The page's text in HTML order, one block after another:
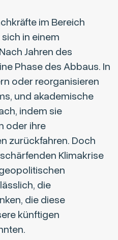
im Bereich
in einem
Jahren des
Phase des Abbaus. In
oder reorganisieren
und akademische
indem sie
oder ihre
zurückfahren. Doch
Klimakrise
die
die diese
künftigen